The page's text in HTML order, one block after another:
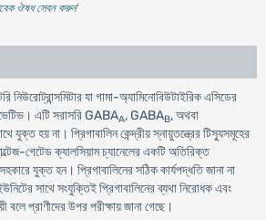
ঔষধ সেবন করুন'
নিউরোট্রান্সমিটার যা গামা-অ্যামিনোবিউটাইরিক এসিডের
এটি সরাসরি GABAA, GABAB, অথবা
যুক্ত হয় না। প্রিগাবালিন কেন্দ্রীয় স্নায়ুতন্ত্রের টিস্যুসমূহের
গেটেড ক্যালসিয়াম চ্যানেলের একটি অতিরিক্ত
যুক্ত হন। প্রিগাবালিনের সঠিক কার্যপদ্ধতি জানা না
সাথে সংযুক্তিই প্রিগাবালিনের ব্যথা নিরোধক এবং
বলে প্রাণীদের উপর পরীক্ষায় জানা গেছে।